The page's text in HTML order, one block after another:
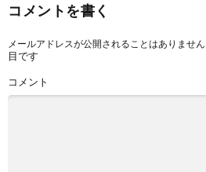
コメントを書く
メールアドレスが公開されることはありません
目です
コメント